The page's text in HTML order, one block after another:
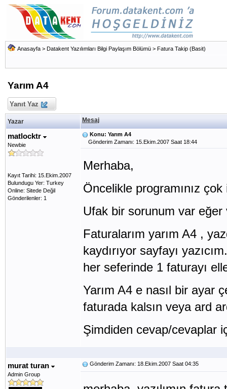
Anasayfa > Datakent Yazılımları Bilgi Paylaşım Bölümü > Fatura Takip (Basit)
Yarım A4
Yanıt Yaz
Yazar Mesaj
matlocktr
Newbie
Kayıt Tarihi: 15.Ekim.2007
Bulundugu Yer: Turkey
Online: Sitede Değil
Gönderilenler: 1
Konu: Yarım A4
Gönderim Zamanı: 15.Ekim.2007 Saat 18:44
Merhaba,
Öncelikle programınız
Ufak bir sorunum var eğer
Faturalarım yarım A4 ,
kaydırıyor sayfayı
her seferinde 1 faturayı
Yarım A4 e nasıl bir ayar
faturada kalsın veya ard
Şimdiden cevap/cevaplar
murat turan
Admin Group
Gönderim Zamanı: 18.Ekim.2007 Saat 04:35